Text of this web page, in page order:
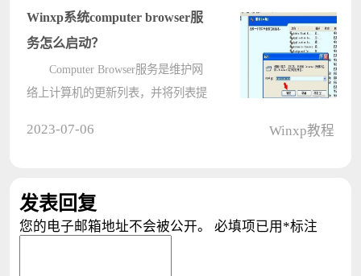
系统给电脑提速的方法。
WinX????
Winxp系统computer browser服
务怎么启动？
Computer Browser服务是维护网
络上计算机的更新列表，并将列表提
compute????
2023-07-06 Winxp教程
发表回复
您的电子邮箱地址不会被公开。 必填项已用 *标注